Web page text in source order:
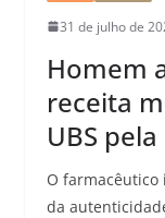
31 de julho de
Homem
receita
UBS
O
da